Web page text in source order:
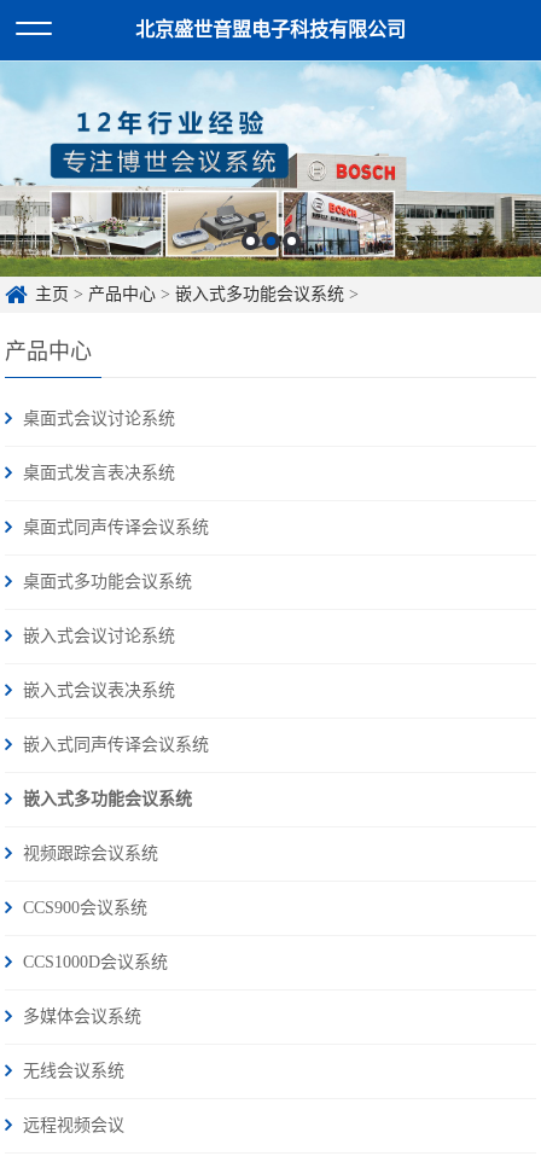
北京盛世音盟电子科技有限公司
主页 > 产品中心 >嵌入式多功能会议系统 >
产品中心
桌面式会议讨论系统
桌面式发言表决系统
桌面式同声传译会议系统
桌面式多功能会议系统
嵌入式会议讨论系统
嵌入式会议表决系统
嵌入式同声传译会议系统
嵌入式多功能会议系统
视频跟踪会议系统
CCS900会议系统
CCS1000D会议系统
多媒体会议系统
无线会议系统
远程视频会议